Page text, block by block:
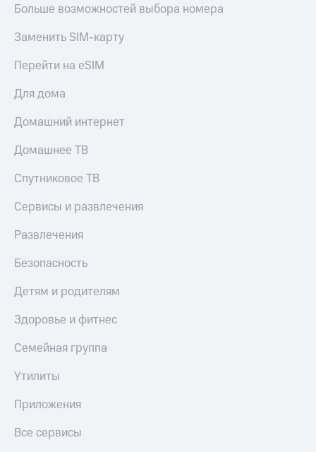
Больше возможностей выбора номера
Заменить SIM-карту
Перейти на eSIM
Для дома
Домашний интернет
Домашнее ТВ
Спутниковое ТВ
Сервисы и развлечения
Развлечения
Безопасность
Детям и родителям
Здоровье и фитнес
Семейная группа
Утилиты
Приложения
Все сервисы